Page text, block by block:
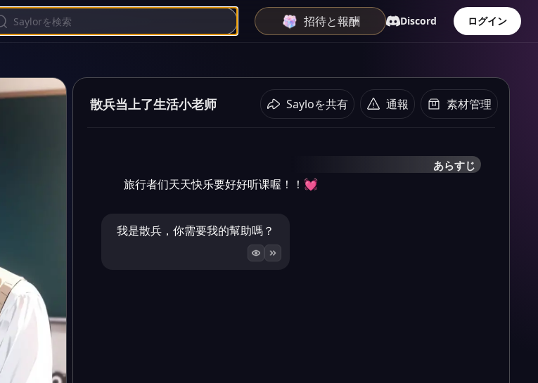
招待と報酬 Discord ログイン
散兵当上了生活小老师 Sayloを共有 通報 素材管理
あらすじ
旅行者们天天快乐要好好听课喔！！💓
我是散兵，你需要我的幫助嗎？